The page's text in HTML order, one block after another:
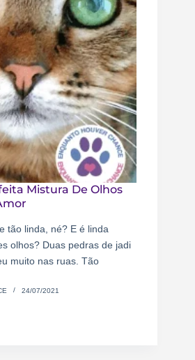
Mistura De Olhos
tão linda, né? E é linda
olhos? Duas pedras de jadi
muito nas ruas. Tão
24/07/2021